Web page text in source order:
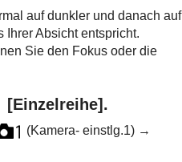
auf dunkler und danach auf
Absicht entspricht.
Sie den Fokus oder die
[Einzelreihe] .
(Kamera- einstlg.1) →